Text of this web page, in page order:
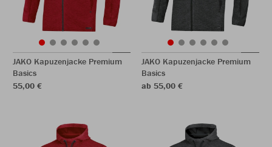
JAKO Kapuzenjacke Premium
Basics
55,00 €
JAKO Kapuzenjacke Premium
Basics
ab 55,00 €